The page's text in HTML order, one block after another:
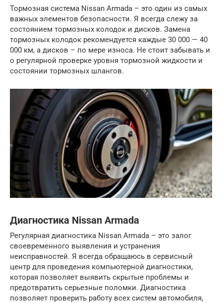
Тормозная система Nissan Armada – это один из самых
важных элементов безопасности. Я всегда слежу за
состоянием тормозных колодок и дисков. Замена
тормозных колодок рекомендуется каждые 30 000 — 40
000 км, а дисков – по мере износа. Не стоит забывать и
о регулярной проверке уровня тормозной жидкости и
состоянии тормозных шлангов.
Диагностика Nissan Armada
Регулярная диагностика Nissan Armada – это залог
своевременного выявления и устранения
неисправностей. Я всегда обращаюсь в сервисный
центр для проведения компьютерной диагностики,
которая позволяет выявить скрытые проблемы и
предотвратить серьезные поломки. Диагностика
позволяет проверить работу всех систем автомобиля,